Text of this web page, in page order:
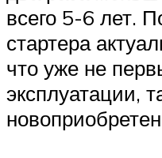
всего 5-6 лет.
стартера
что уже не
эксплуатации,